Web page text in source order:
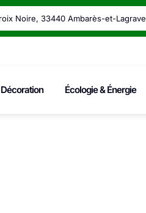
Noire, 33440 Ambarès-et-Lagrave
Décoration Écologie & Énergie